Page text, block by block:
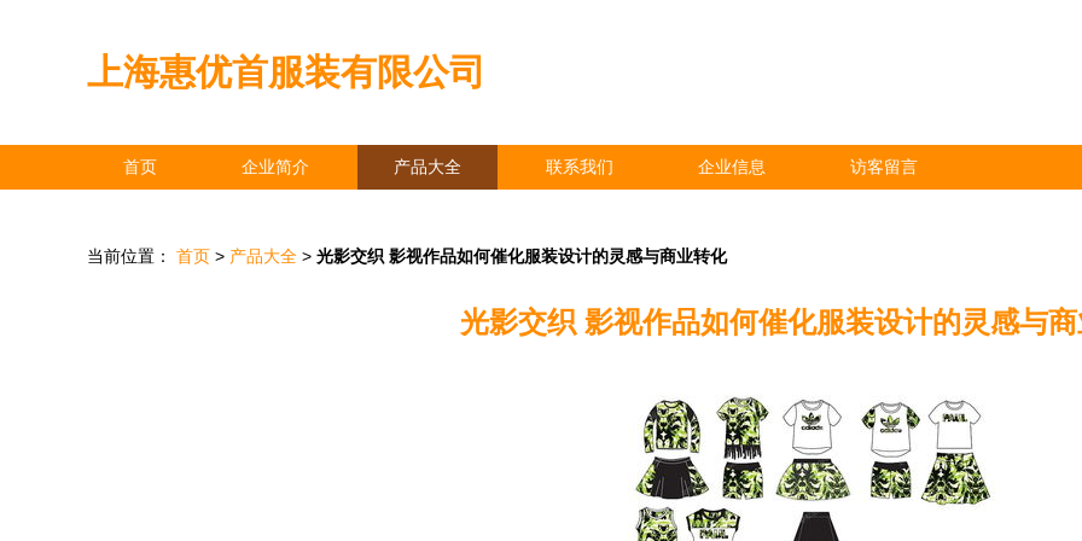
上海惠优首服装有限公司
首页 企业简介 产品大全 联系我们 企业信息 访客留言
当前位置： 首页 > 产品大全 > 光影交织 影视作品如何催化服装设计的灵感与商业转化
光影交织 影视作品如何催化服装设计的灵感与